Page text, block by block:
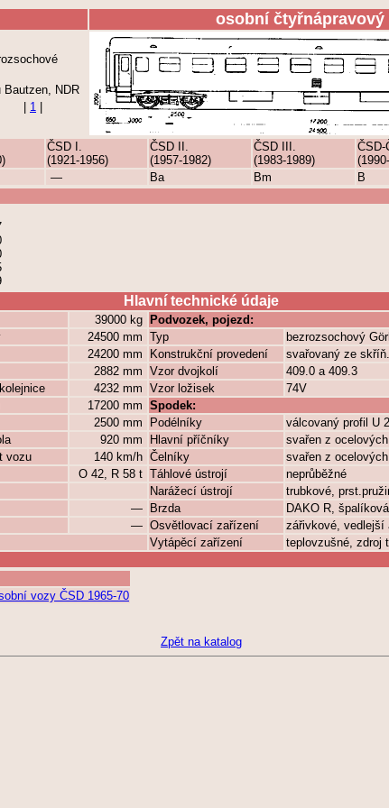
osobní čtyřnápravový
Bautzen, NDR
1
ČSD I.
(1921-1956)
ČSD II.
(1957-1982)
ČSD III.
(1983-1989)
ČSD-
— Ba Bm B
Hlavní technické údaje
39000 kg
Podvozek, pojezd:
24500 mm Typ
bezrozsochový
24200 mm Konstrukční provedení
svařovaný ze
2882 mm Vzor dvojkolí
409.0 a 409.3
4232 mm Vzor ložisek
74V
17200 mm Spodek:
2500 mm Podélníky
válcovaný profil U
920 mm Hlavní příčníky
svařen z
vozu
140 km/h Čelníky
svařen z
O 42, R 58 t Táhlové ústrojí
neprůběžné
Narážecí ústrojí
trubkové,
— Brzda
DAKO R,
— Osvětlovací zařízení
zářivkové, vedlejší
Vytápěcí zařízení
teplovzušné, zdroj
vozy ČSD 1965-70
Zpět na katalog